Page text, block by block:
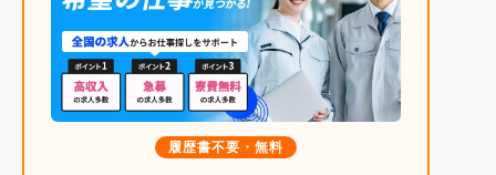
履歴書不要・無料